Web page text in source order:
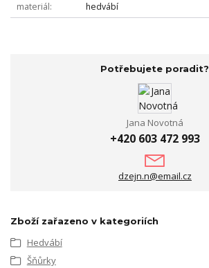
materiál
hedvábí
Potřebujete poradit?
Jana Novotná
+420 603 472 993
dzejn.n@email.cz
Zboží zařazeno v kategoriích
Hedvábí
Šňůrky